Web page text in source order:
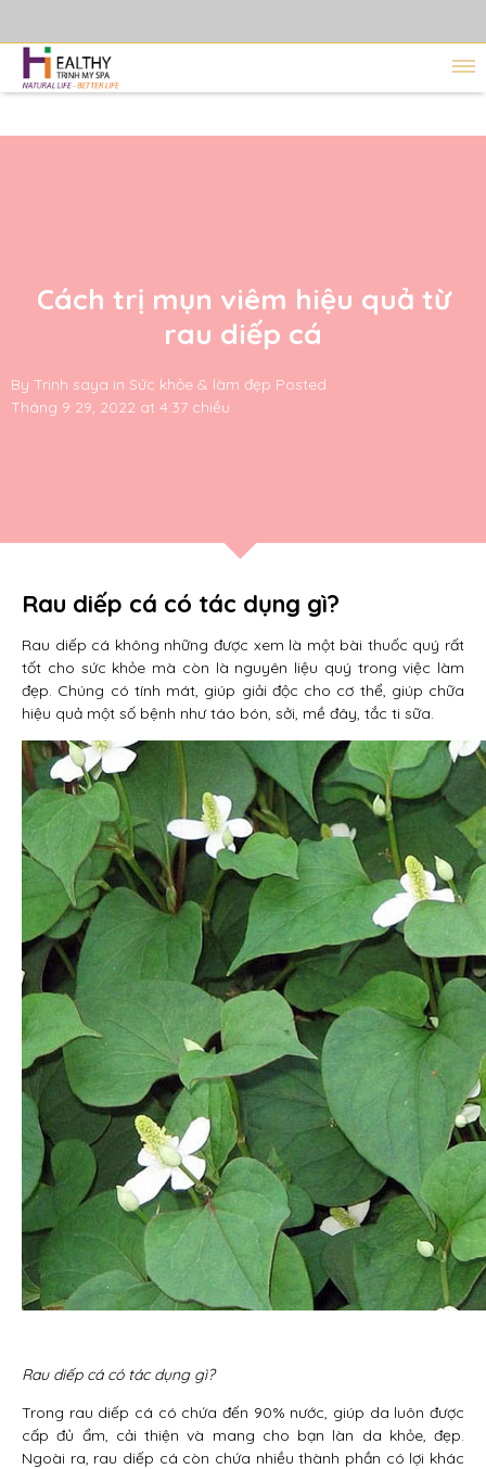
Cách trị mụn viêm hiệu quả từ
rau diếp cá
By Trinh saya in Sức khỏe & làm đẹp Posted
Tháng 9 29, 2022 at 4:37 chiều
Rau diếp cá có tác dụng gì?
Rau diếp cá không những được xem là một bài thuốc quý rất
tốt cho sức khỏe mà còn là nguyên liệu quý trong việc làm
đẹp. Chúng có tính mát, giúp giải độc cho cơ thể, giúp chữa
hiệu quả một số bệnh như táo bón, sởi, mề đây, tắc ti sữa.
Rau diếp cá có tác dụng gì?
Trong rau diếp cá có chứa đến 90% nước, giúp da luôn được
cấp đủ ẩm, cải thiện và mang cho bạn làn da khỏe, đẹp.
Ngoài ra, rau diếp cá còn chứa nhiều thành phần có lợi khác